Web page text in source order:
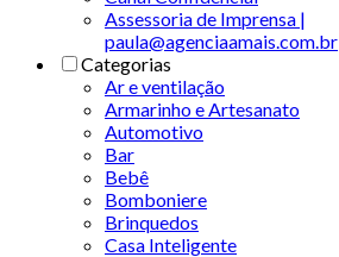
Assessoria de Imprensa |
paula@agenciaamais.com.br
Categorias
Ar e ventilação
Armarinho e Artesanato
Automotivo
Bar
Bebê
Bomboniere
Brinquedos
Casa Inteligente